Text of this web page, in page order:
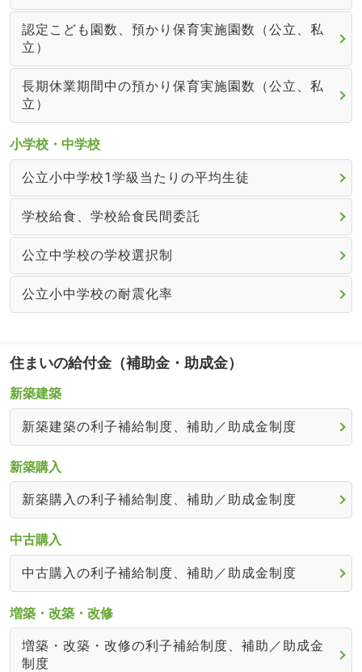
認定こども園数、預かり保育実施園数（公立、私
立）
長期休業期間中の預かり保育実施園数（公立、私
立）
小学校・中学校
公立小中学校1学級当たりの平均生徒
学校給食、学校給食民間委託
公立中学校の学校選択制
公立小中学校の耐震化率
住まいの給付金（補助金・助成金）
新築建築
新築建築の利子補給制度、補助／助成金制度
新築購入
新築購入の利子補給制度、補助／助成金制度
中古購入
中古購入の利子補給制度、補助／助成金制度
増築・改築・改修
増築・改築・改修の利子補給制度、補助／助成金
制度